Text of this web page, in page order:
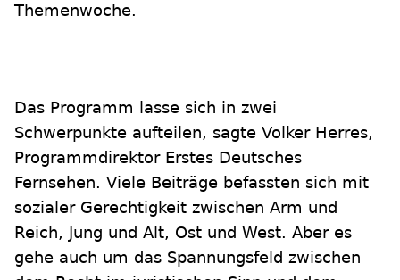
Themenwoche.
Das Programm lasse sich in zwei
Schwerpunkte aufteilen, sagte Volker Herres,
Programmdirektor Erstes Deutsches
Fernsehen. Viele Beiträge befassten sich mit
sozialer Gerechtigkeit zwischen Arm und
Reich, Jung und Alt, Ost und West. Aber es
gehe auch um das Spannungsfeld zwischen